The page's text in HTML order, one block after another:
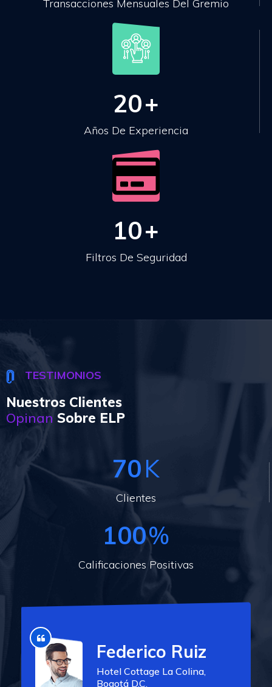
Transacciones Mensuales Del Gremio
20+
Años De Experiencia
10+
Filtros De Seguridad
TESTIMONIOS
Nuestros Clientes
Opinan Sobre ELP
70K
Clientes
100%
Calificaciones Positivas
Federico Ruiz
Hotel Cottage La Colina,
Bogotá D.C.